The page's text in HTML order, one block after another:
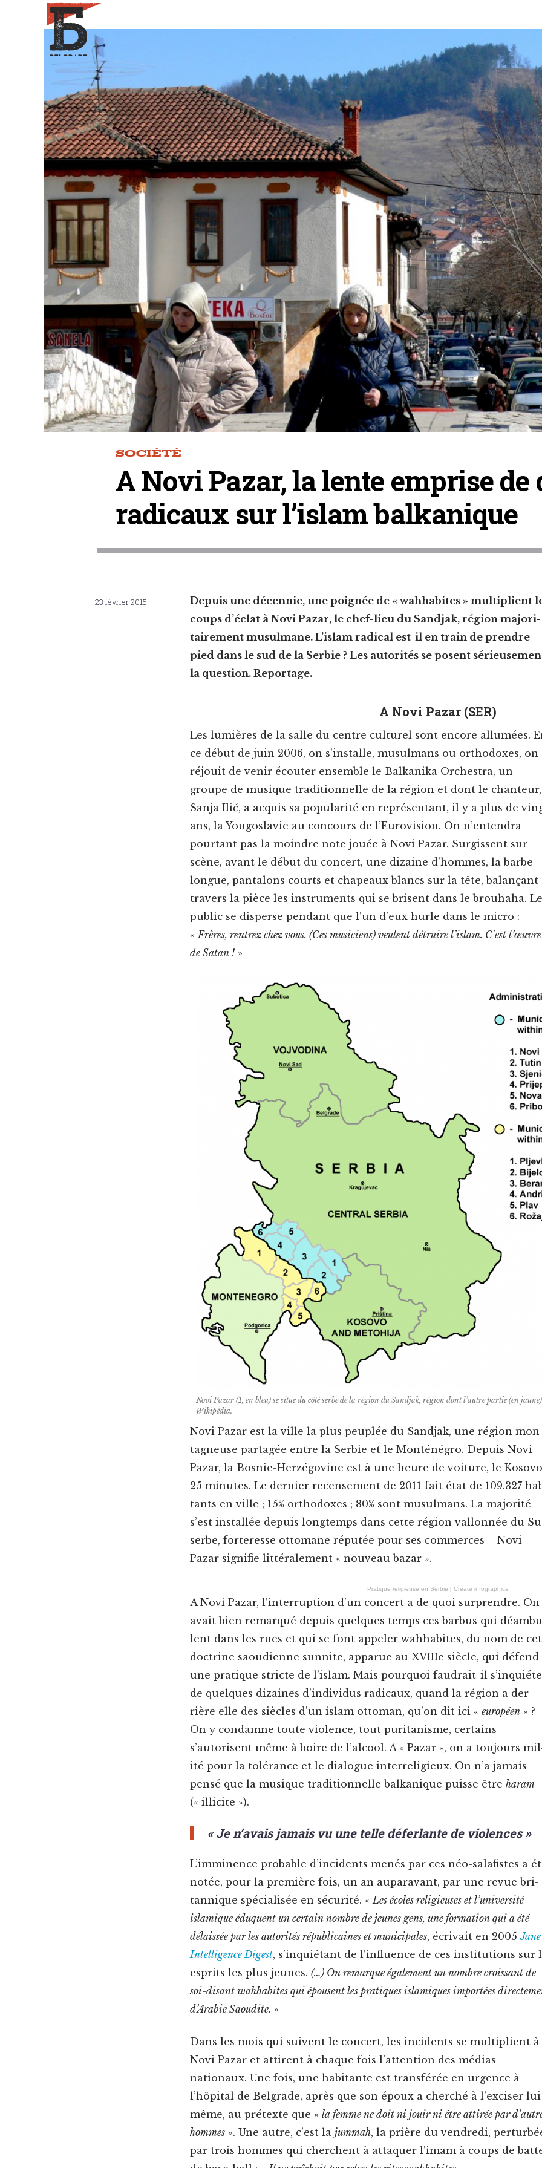
Search
SOCIÉTÉ
A Novi Pazar, la lente emprise de
radicaux sur l’islam balkanique
23 février 2015
Depuis une décen­nie, une poignée de « wah­habites » mul­ti­plient
coups d’éclat à Novi Pazar, le chef-lieu du Sand­jak, région majori­
taire­ment musul­mane. L’islam rad­i­cal est-il en train de pren­dre
pied dans le sud de la Ser­bie ? Les autorités se posent
la ques­tion. Reportage.
A Novi Pazar (SER)
Les lumières de la salle du cen­tre cul­turel sont encore allumées.
ce début de juin 2006, on s’installe, musul­mans ou ortho­dox­es, on
réjouit de venir écouter ensem­ble le Balka­ni­ka Orches­tra, un
groupe de musique tra­di­tion­nelle de la région et dont le chanteur,
San­ja Ilić, a acquis sa pop­u­lar­ité en représen­tant, il y a plus de
ans, la Yougoslavie au con­cours de l’Eurovision. On n’entendra
pour­tant pas la moin­dre note jouée à Novi Pazar. Sur­gis­sent sur
scène, avant le début du con­cert, une dizaine d’hommes, la barbe
longue, pan­talons courts et cha­peaux blancs sur la tête, bal­ançant
tra­vers la pièce les instru­ments qui se brisent dans le brouha­ha. Le
pub­lic se dis­perse pen­dant que l’un d’eux hurle dans le micro :
«Frères, ren­trez chez vous. (Ces musi­ciens) veu­lent détru­ire l’islam. C’est l’œuvre
de Satan !»
Novi Pazar (1, en bleu) se situe du côté serbe de la région du Sand­jak, région dont l’autre par­tie (en
Wikipédia.
Novi Pazar est la ville la plus peu­plée du Sand­jak, une région
tag­neuse partagée entre la Ser­bie et le Mon­téné­gro. Depuis Novi
Pazar, la Bosnie-Herzé­govine est à une heure de voiture, le
25 min­utes. Le dernier recense­ment de 2011 fait état de 109.327
tants en ville ; 15% ortho­dox­es ; 80% sont musul­mans. La majorité
s’est instal­lée depuis longtemps dans cette région val­lon­née du
serbe, forter­esse ottomane réputée pour ses com­merces – Novi
Pazar sig­ni­fie lit­térale­ment « nou­veau bazar ».
Pra­tique religieuse en Ser­bie | Cre­ate infographics
A Novi Pazar, l’interruption d’un con­cert a de quoi sur­pren­dre. On
avait bien remar­qué depuis quelques temps ces bar­bus qui
lent dans les rues et qui se font appel­er wah­habites, du nom de
doc­trine saou­di­enne sun­nite, apparue au XVI­I­Ie siè­cle, qui défend
une pra­tique stricte de l’islam. Mais pourquoi faudrait-il
de quelques dizaines d’individus rad­i­caux, quand la région a der­
rière elle des siè­cles d’un islam ottoman, qu’on dit ici « européen» ?
On y con­damne toute vio­lence, tout puri­tanisme, cer­tains
s’autorisent même à boire de l’alcool. A « Pazar », on a tou­jours
ité pour la tolérance et le dia­logue inter­re­ligieux. On n’a jamais
pen­sé que la musique tra­di­tion­nelle balka­nique puisse être haram
(« illicite »).
« Je n’avais jamais vu une telle déferlante de violences »
L’imminence prob­a­ble d’incidents menés par ces néo-salafistes a
notée, pour la pre­mière fois, un an aupar­a­vant, par une revue bri­
tan­nique spé­cial­isée en sécu­rité. «Les écoles religieuses et l’université
islamique éduquent un cer­tain nom­bre de jeunes gens, une for­ma­tion qui a été
délais­sée par les autorités répub­li­caines et munic­i­pales, écrivait en 2005
Intel­li­gence Digest, s’inquiétant de l’influence de ces insti­tu­tions sur
esprits les plus jeunes. (…) On remar­que égale­ment un nom­bre crois­sant de
soi-dis­ant wah­habites qui épousent les pra­tiques islamiques importées
d’Arabie Saou­dite. »
Dans les mois qui suiv­ent le con­cert, les inci­dents se mul­ti­plient à
Novi Pazar et attirent à chaque fois l’attention des médias
nationaux. Une fois, une habi­tante est trans­férée en urgence à
l’hôpital de Bel­grade, après que son époux a cher­ché à l’exciser
même, au pré­texte que « la femme ne doit ni jouir ni être attirée par
hommes». Une autre, c’est la jummah, la prière du ven­dre­di,
par trois hommes qui cherchent à atta­quer l’imam à coups de